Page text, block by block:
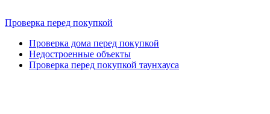
Проверка перед покупкой
Проверка дома перед покупкой
Недостроенные объекты
Проверка перед покупкой таунхауса